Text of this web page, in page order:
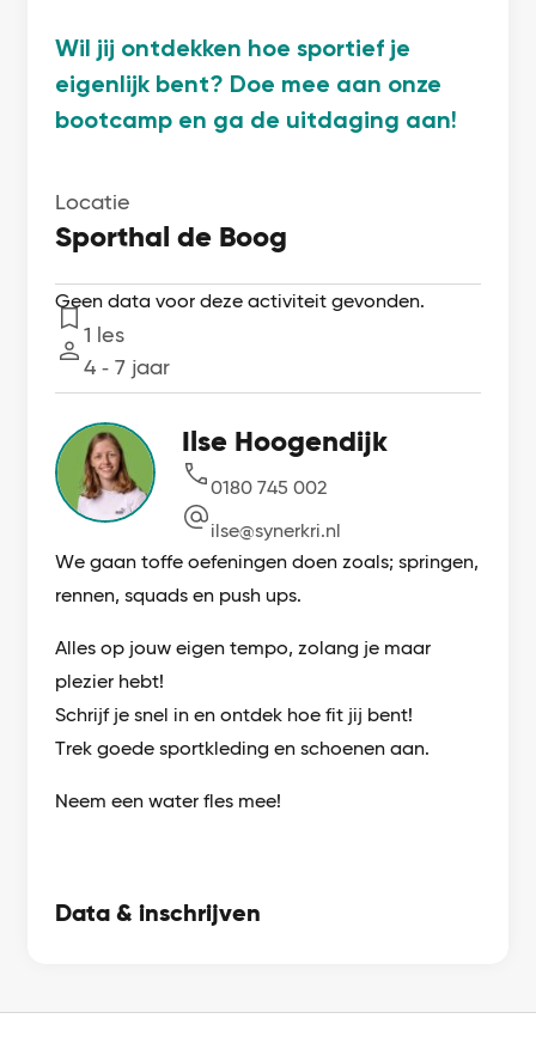
Wil jij ontdekken hoe sportief je
eigenlijk bent? Doe mee aan onze
bootcamp en ga de uitdaging aan!
Locatie
Sporthal de Boog
Geen data voor deze activiteit gevonden.
Lessen
1 les
Leeftijd
4 ‐ 7 jaar
Ilse Hoogendijk
0180 745 002
ilse@synerkri.nl
We gaan toffe oefeningen doen zoals; springen,
rennen, squads en push ups.
Alles op jouw eigen tempo, zolang je maar
plezier hebt!
Schrijf je snel in en ontdek hoe fit jij bent!
Trek goede sportkleding en schoenen aan.
Neem een water fles mee!
Data & inschrijven